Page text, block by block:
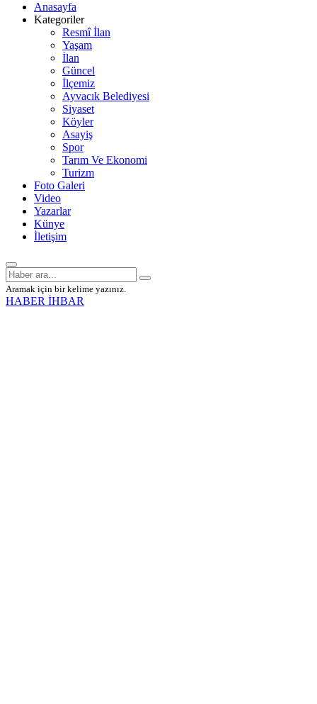
Anasayfa
Kategoriler
Resmî İlan
Yaşam
İlan
Güncel
İlçemiz
Ayvacık Belediyesi
Siyaset
Köyler
Asayiş
Spor
Tarım Ve Ekonomi
Turizm
Foto Galeri
Video
Yazarlar
Künye
İletişim
Aramak için bir kelime yazınız.
HABER İHBAR